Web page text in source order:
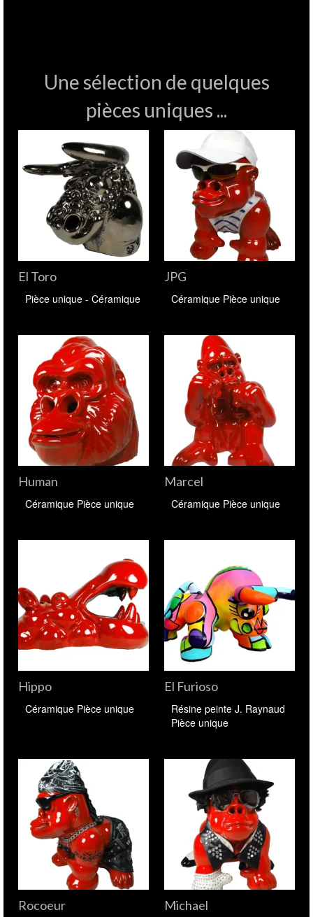
Une sélection de quelques
pièces uniques ...
El Toro
Pièce unique - Céramique
JPG
Céramique Pièce unique
Human
Céramique Pièce unique
Marcel
Céramique Pièce unique
Hippo
Céramique Pièce unique
El Furioso
Résine peinte J. Raynaud
Pièce unique
Rocoeur Michael